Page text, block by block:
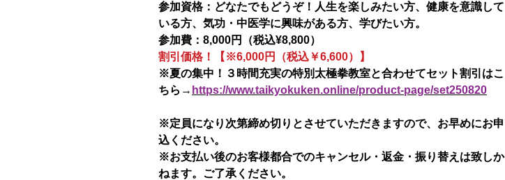
参加資格：どなたでもどうぞ！人生を楽しみたい方、健康を意識して
いる方、気功・中医学に興味がある方、学びたい方。
参加費：8,000円（税込¥8,800）
割引価格！【※6,000円（税込￥6,600）】
※夏の集中！３時間充実の特別太極拳教室と合わせてセット割引はこ
ちら→ https://www.taikyokuken.online/product-page/set250820
※定員になり次第締め切りとさせていただきますので、お早めにお申
込ください。
※お支払い後のお客様都合でのキャンセル・返金・振り替えは致しか
ねます。ご了承ください。